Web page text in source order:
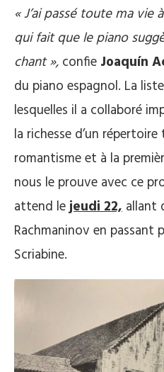
« J’ai passé toute ma vie
qui fait que le piano
chant », confie Joaquín
du piano espagnol. La
lesquelles il a collaboré
la richesse d’un
romantisme et à la
nous le prouve avec ce
attend lejeudi 22, allant
Rachmaninov en passant
Scriabine.